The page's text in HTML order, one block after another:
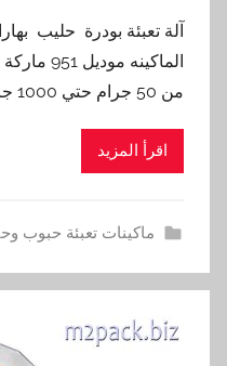
آلة تعبئة بودرة حليب
من 50 جرام حتي 1000 جرام سرعة التعبئة من
اقرأ المزيد
ماكينات تعبئة حبوب